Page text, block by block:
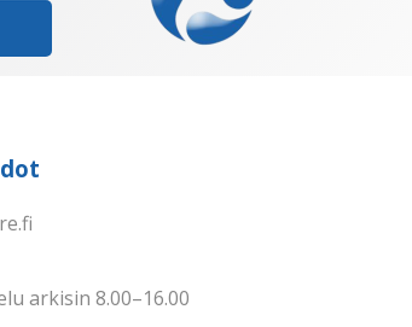
arkisin 8.00–16.00